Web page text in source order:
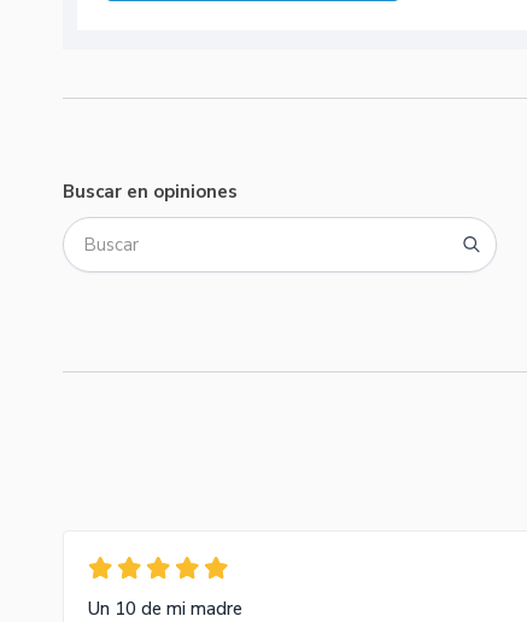
Buscar en opiniones
Un 10 de mi madre